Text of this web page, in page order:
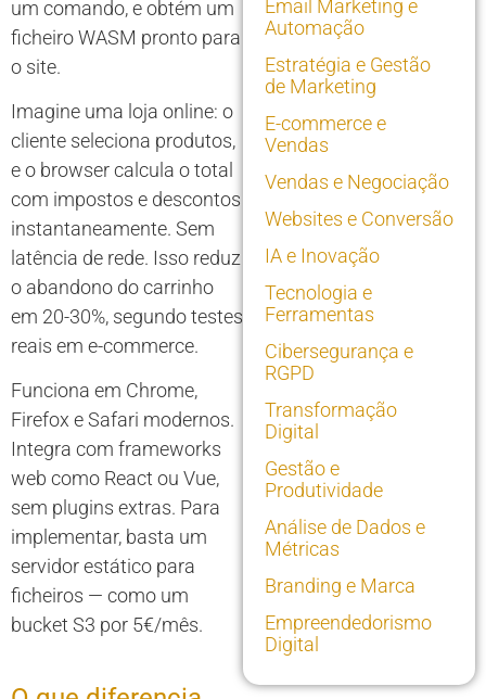
um comando, e obtém um
ficheiro WASM pronto para
o site.
Imagine uma loja online: o
cliente seleciona produtos,
e o browser calcula o total
com impostos e descontos
instantaneamente. Sem
latência de rede. Isso reduz
o abandono do carrinho
em 20-30%, segundo testes
reais em e-commerce.
Funciona em Chrome,
Firefox e Safari modernos.
Integra com frameworks
web como React ou Vue,
sem plugins extras. Para
implementar, basta um
servidor estático para
ficheiros — como um
bucket S3 por 5€/mês.
Email Marketing e
Automação
Estratégia e Gestão
de Marketing
E-commerce e
Vendas
Vendas e Negociação
Websites e Conversão
IA e Inovação
Tecnologia e
Ferramentas
Cibersegurança e
RGPD
Transformação
Digital
Gestão e
Produtividade
Análise de Dados e
Métricas
Branding e Marca
Empreendedorismo
Digital